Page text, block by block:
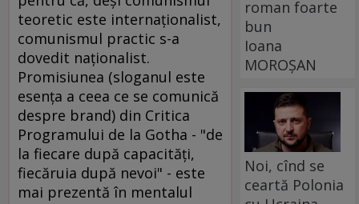
teoretic este internaţionalist,
comunismul practic s-a
dovedit naţionalist.
Promisiunea (sloganul este
esenţa a ceea ce se comunică
despre brand) din Critica
Programului de la Gotha - "de
la fiecare după capacităţi,
fiecăruia după nevoi" - este
mai prezentă în mentalul
roman foarte
bun
Ioana
MOROȘAN
Noi, cînd se
ceartă Polonia